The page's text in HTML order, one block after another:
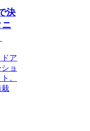
決
ア
ョ
。
栽